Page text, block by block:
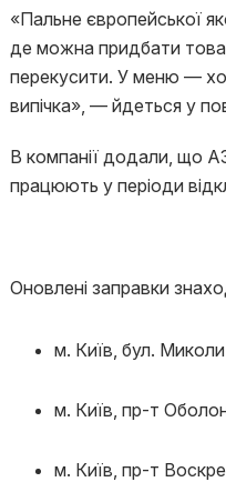
«Пальне європейської
де можна придбати
перекусити. У меню —
випічка», — йдеться у
В компанії додали, що
працюють у періоди
Оновлені заправки
м. Київ, бул.
м. Київ, пр-т
м. Київ, пр-т